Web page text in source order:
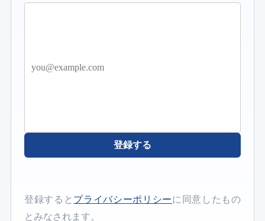
登録する
登録すると プライバシーポリシーに同意したもの
とみなされます。